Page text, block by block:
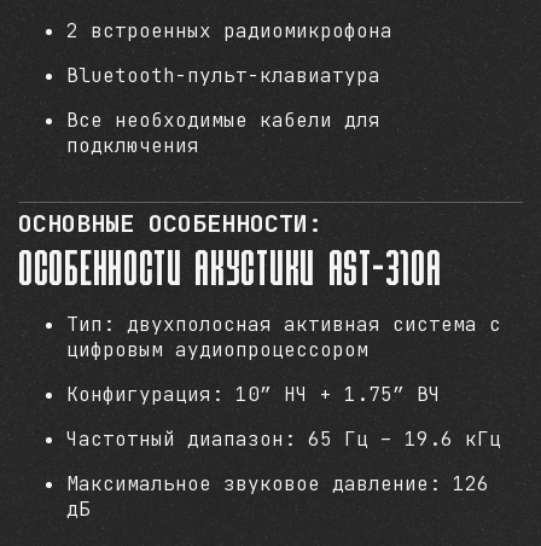
2 встроенных радиомикрофона
Bluetooth-пульт-клавиатура
Все необходимые кабели для
подключения
ОСНОВНЫЕ ОСОБЕННОСТИ:
Особенности акустики AST-310A
Тип: двухполосная активная система с
цифровым аудиопроцессором
Конфигурация: 10” НЧ + 1.75” ВЧ
Частотный диапазон: 65 Гц – 19.6 кГц
Максимальное звуковое давление: 126
дБ